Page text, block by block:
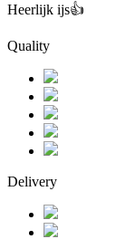
Heerlijk ijs👍
Quality
Delivery